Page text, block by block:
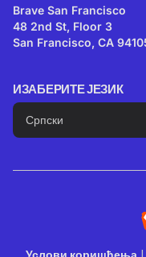
Brave San Francisco
48 2nd St, Floor 3
San Francisco, CA
ИЗАБЕРИТЕ ЈЕЗИК